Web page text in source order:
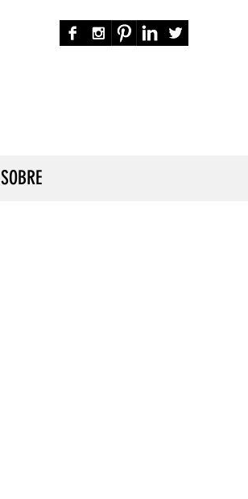
SOBRE